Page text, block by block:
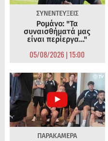
ΣΥΝΕΝΤΕΥΞΕΙΣ
Ρομάνο: "Τα
συναισθήματά μας
είναι περίεργα..."
05/08/2026 | 15:00
ΠΑΡΑΚΑΜΕΡΑ